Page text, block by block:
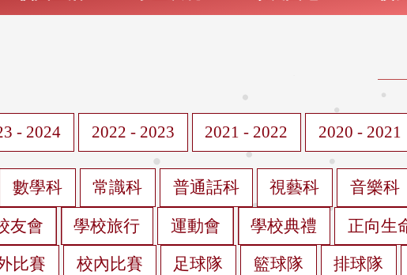
- 2024 2022 - 2023 2021 - 2022 2020 - 2021
數學科 常識科 普通話科 視藝科 音樂科
友會 學校旅行 運動會 學校典禮 正向生
比賽 校內比賽 足球隊 籃球隊 排球隊